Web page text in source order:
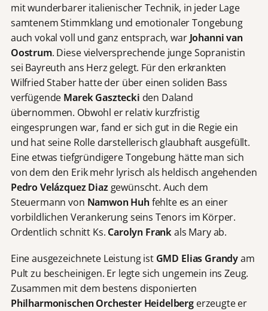
mit wunderbarer italienischer Technik, in jeder Lage
samtenem Stimmklang und emotionaler Tongebung
auch vokal voll und ganz entsprach, war Johanni van
Oostrum. Diese vielversprechende junge Sopranistin
sei Bayreuth ans Herz gelegt. Für den erkrankten
Wilfried Staber hatte der über einen soliden Bass
verfügende Marek Gasztecki den Daland
übernommen. Obwohl er relativ kurzfristig
eingesprungen war, fand er sich gut in die Regie ein
und hat seine Rolle darstellerisch glaubhaft ausgefüllt.
Eine etwas tiefgründigere Tongebung hätte man sich
von dem den Erik mehr lyrisch als heldisch angehenden
Pedro Velázquez Diazgewünscht. Auch dem
Steuermann von Namwon Huhfehlte es an einer
vorbildlichen Verankerung seins Tenors im Körper.
Ordentlich schnitt Ks. Carolyn Frankals Mary ab.
Eine ausgezeichnete Leistung ist GMD Elias Grandyam
Pult zu bescheinigen. Er legte sich ungemein ins Zeug.
Zusammen mit dem bestens disponierten
Philharmonischen Orchester Heidelberg erzeugte er